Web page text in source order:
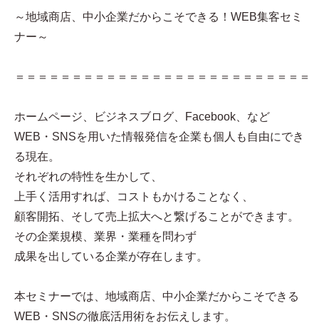
～地域商店、中小企業だからこそできる！WEB集客セミ
ナー～
＝＝＝＝＝＝＝＝＝＝＝＝＝＝＝＝＝＝＝＝＝＝＝＝＝＝
ホームページ、ビジネスブログ、Facebook、など
WEB・SNSを用いた情報発信を企業も個人も自由にでき
る現在。
それぞれの特性を生かして、
上手く活用すれば、コストもかけることなく、
顧客開拓、そして売上拡大へと繋げることができます。
その企業規模、業界・業種を問わず
成果を出している企業が存在します。
本セミナーでは、地域商店、中小企業だからこそできる
WEB・SNSの徹底活用術をお伝えします。